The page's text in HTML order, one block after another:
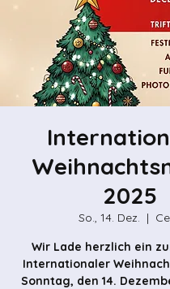
2025
So., 14. Dez.
  |
Wir Lade herzlich ein
Internationaler
Sonntag, den 14.